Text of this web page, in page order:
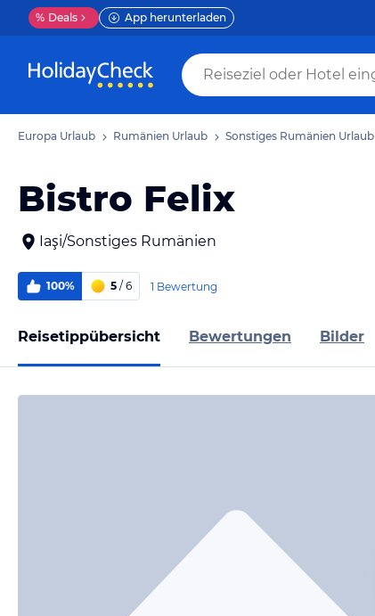
% Deals App herunterladen
Europa Urlaub Rumänien Urlaub Sonstiges Rumänien Urlaub
Bistro Felix
Iaşi/Sonstiges Rumänien
100% 5 / 6 1 Bewertung
Reisetippübersicht Bewertungen Bilder